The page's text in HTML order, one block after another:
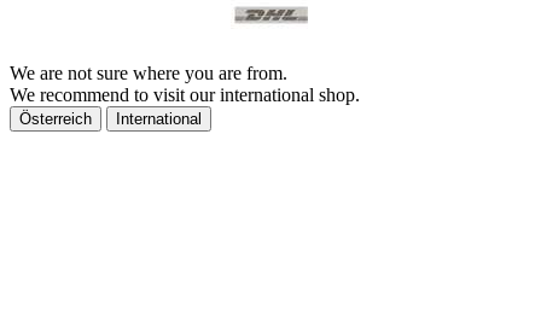
We are not sure where you are from.
We recommend to visit our international shop.
Österreich International